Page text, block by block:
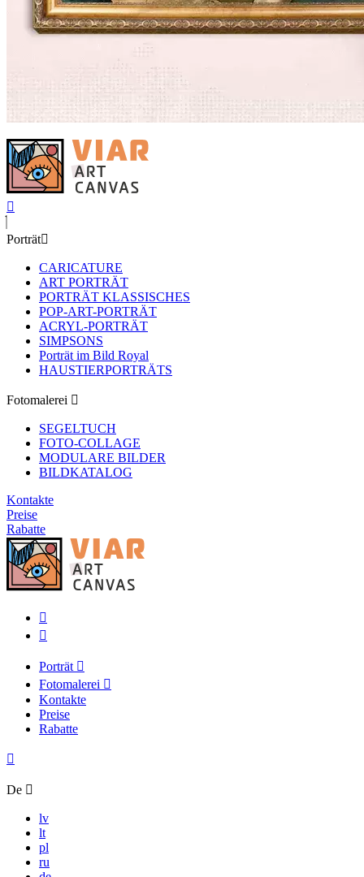
Porträt
CARICATURE
ART PORTRÄT
PORTRÄT KLASSISCHES
POP-ART-PORTRÄT
ACRYL-PORTRÄT
SIMPSONS
Porträt im Bild Royal
HAUSTIERPORTRÄTS
Fotomalerei
SEGELTUCH
FOTO-COLLAGE
MODULARE BILDER
BILDKATALOG
Kontakte
Preise
Rabatte
Porträt
Fotomalerei
Kontakte
Preise
Rabatte
De
lv
lt
pl
ru